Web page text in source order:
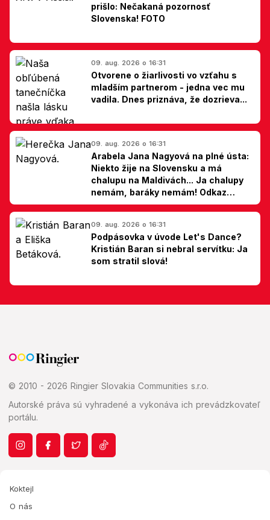
prišlo: Nečakaná pozornosť
Slovenska! FOTO
09. aug. 2026 o 16:31
Otvorene o žiarlivosti vo vzťahu s
mladším partnerom - jedna vec mu
vadila. Dnes priznáva, že dozrieva...
09. aug. 2026 o 16:31
Arabela Jana Nagyová na plné ústa:
Niekto žije na Slovensku a má
chalupu na Maldivách... Ja chalupy
nemám, baráky nemám! Odkaz
Slovákom
09. aug. 2026 o 16:31
Podpásovka v úvode Let's Dance?
Kristián Baran si nebral servítku: Ja
som stratil slová!
© 2010 - 2026 Ringier Slovakia Communities s.r.o.
Autorské práva sú vyhradené a vykonáva ich prevádzkovateľ
portálu.
Koktejl
O nás